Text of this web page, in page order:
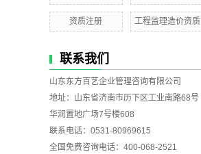
资质注册 工程监理造价资质
联系我们
山东东方百艺企业管理咨询有限公司
地址：山东省济南市历下区工业南路68号
华润置地广场7号楼608
联系电话：0531-80969615
全国免费咨询电话：400-068-2521